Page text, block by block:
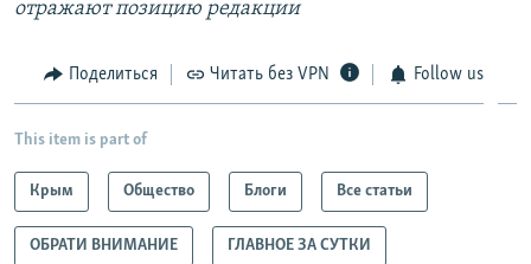
отражают позицию редакции
Поделиться Читать без VPN Follow us
This item is part of
Крым Общество Блоги Все статьи
ОБРАТИ ВНИМАНИЕ ГЛАВНОЕ ЗА СУТКИ